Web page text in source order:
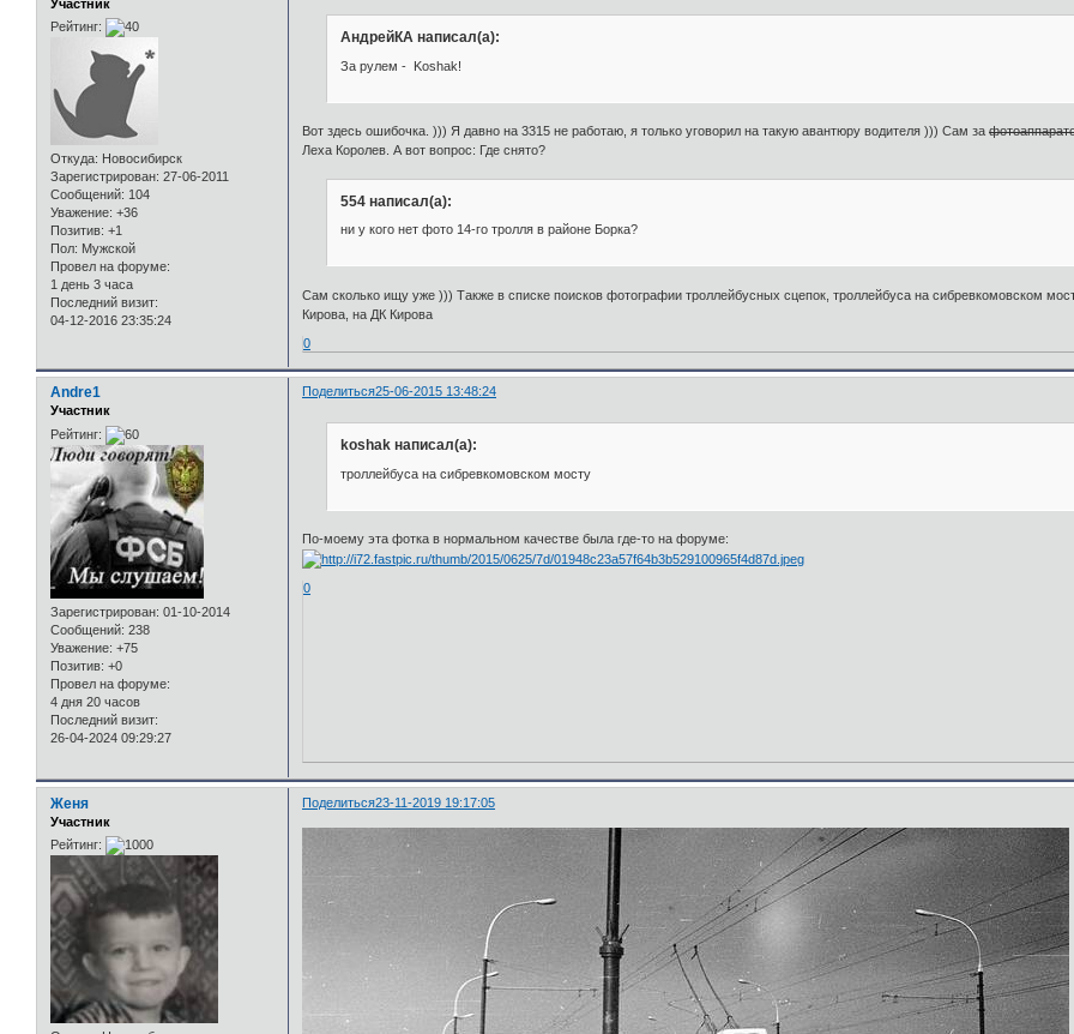
Участник
Рейтинг:
Откуда: Новосибирск
Зарегистрирован: 27-06-2011
Сообщений: 104
Уважение: +36
Позитив: +1
Пол: Мужской
Провел на форуме:
1 день 3 часа
Последний визит:
04-12-2016 23:35:24
АндрейКА написал(а):
За рулем - Koshak!
Вот здесь ошибочка. ))) Я давно на 3315 не работаю, я только уговорил на такую авантюру водителя ))) Сам за
Леха Королев. А вот вопрос: Где снято?
554 написал(а):
ни у кого нет фото 14-го тролля в районе Борка?
Сам сколько ищу уже ))) Также в списке поисков фотографии троллейбусных сцепок, троллейбуса на сибревкомовском
Кирова, на ДК Кирова
0
Поделиться25-06-2015 13:48:24
Andre1
Участник
Рейтинг:
Зарегистрирован: 01-10-2014
Сообщений: 238
Уважение: +75
Позитив: +0
Провел на форуме:
4 дня 20 часов
Последний визит:
26-04-2024 09:29:27
koshak написал(а):
троллейбуса на сибревкомовском мосту
По-моему эта фотка в нормальном качестве была где-то на форуме:
0
Поделиться23-11-2019 19:17:05
Женя
Участник
Рейтинг: